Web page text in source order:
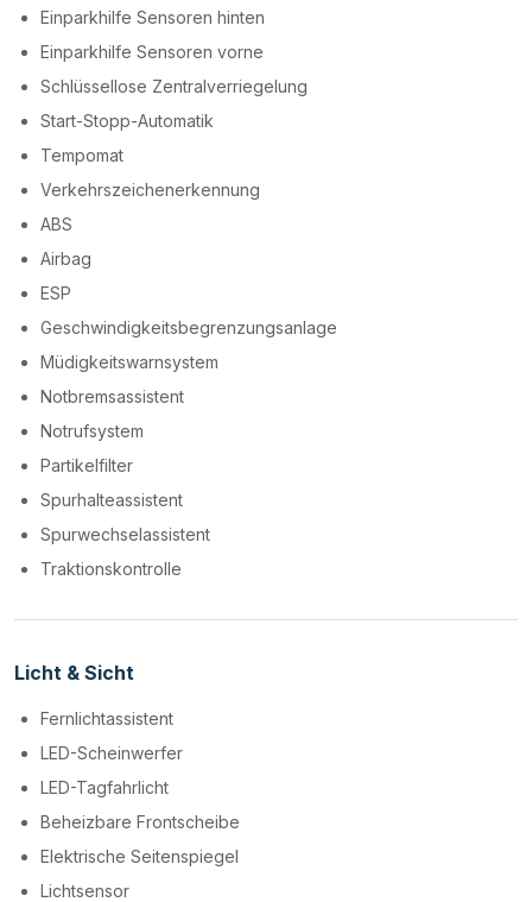
Einparkhilfe Sensoren hinten
Einparkhilfe Sensoren vorne
Schlüssellose Zentralverriegelung
Start-Stopp-Automatik
Tempomat
Verkehrszeichenerkennung
ABS
Airbag
ESP
Geschwindigkeitsbegrenzungsanlage
Müdigkeitswarnsystem
Notbremsassistent
Notrufsystem
Partikelfilter
Spurhalteassistent
Spurwechselassistent
Traktionskontrolle
Licht & Sicht
Fernlichtassistent
LED-Scheinwerfer
LED-Tagfahrlicht
Beheizbare Frontscheibe
Elektrische Seitenspiegel
Lichtsensor